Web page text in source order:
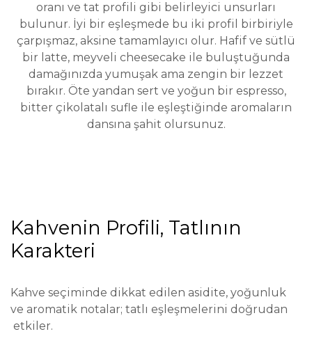
oranı ve tat profili gibi belirleyici unsurları
bulunur. İyi bir eşleşmede bu iki profil birbiriyle
çarpışmaz, aksine tamamlayıcı olur. Hafif ve sütlü
bir latte, meyveli cheesecake ile buluştuğunda
damağınızda yumuşak ama zengin bir lezzet
bırakır. Öte yandan sert ve yoğun bir espresso,
bitter çikolatalı sufle ile eşleştiğinde aromaların
dansına şahit olursunuz.
Kahvenin Profili, Tatlının
Karakteri
Kahve seçiminde dikkat edilen asidite, yoğunluk
ve aromatik notalar; tatlı eşleşmelerini doğrudan
etkiler.